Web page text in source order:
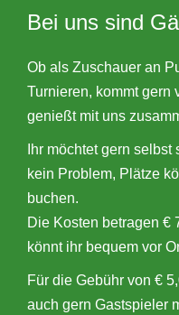
Bei uns sind
Ob als Zuschauer an
Turnieren, kommt gern
genießt mit uns
Ihr möchtet gern
kein Problem, Plätze
buchen.
Die Kosten betragen €
könnt ihr bequem vor
Für die Gebühr von €
auch gern Gastspieler